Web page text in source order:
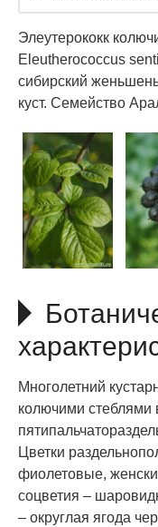
Элеутерококк
Eleutherococcus
сибирский
куст. Семейство
Многолетний
колючими стеблями
Цветки
фиолетовые,
соцветия –
– округлая ягода